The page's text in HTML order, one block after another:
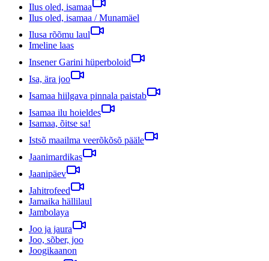
Ilus oled, isamaa
Ilus oled, isamaa / Munamäel
Ilusa rõõmu laul
Imeline laas
Insener Garini hüperboloid
Isa, ära joo
Isamaa hiilgava pinnala paistab
Isamaa ilu hoieldes
Isamaa, õitse sa!
Istsõ maailma veerõkõsõ pääle
Jaanimardikas
Jaanipäev
Jahitrofeed
Jamaika hällilaul
Jambolaya
Joo ja jaura
Joo, sõber, joo
Joogikaanon